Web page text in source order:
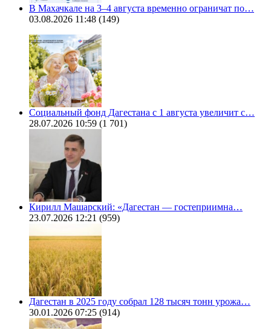
В Махачкале на 3–4 августа временно ограничат по…
03.08.2026 11:48 (149)
Социальный фонд Дагестана с 1 августа увеличит с…
28.07.2026 10:59 (1 701)
Кирилл Машарский: «Дагестан — гостеприимна…
23.07.2026 12:21 (959)
Дагестан в 2025 году собрал 128 тысяч тонн урожа…
30.01.2026 07:25 (914)